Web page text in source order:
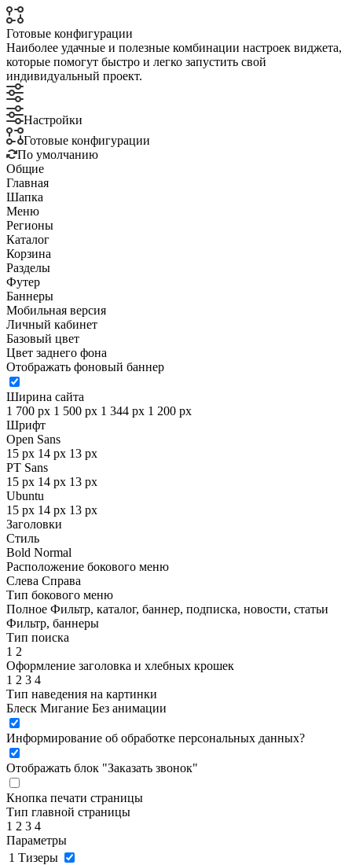
Готовые конфигурации
Наиболее удачные и полезные комбинации настроек виджета,
которые помогут быстро и легко запустить свой
индивидуальный проект.
Настройки
Готовые конфигурации
По умолчанию
Общие
Главная
Шапка
Меню
Регионы
Каталог
Корзина
Разделы
Футер
Баннеры
Мобильная версия
Личный кабинет
Базовый цвет
Цвет заднего фона
Отображать фоновый баннер
Ширина сайта
1 700 px 1 500 px 1 344 px 1 200 px
Шрифт
Open Sans
15 px 14 px 13 px
PT Sans
15 px 14 px 13 px
Ubuntu
15 px 14 px 13 px
Заголовки
Стиль
Bold Normal
Расположение бокового меню
Слева Справа
Тип бокового меню
Полное Фильтр, каталог, баннер, подписка, новости, статьи
Фильтр, баннеры
Тип поиска
1 2
Оформление заголовка и хлебных крошек
1 2 3 4
Тип наведения на картинки
Блеск Мигание Без анимации
Информирование об обработке персональных данных?
Отображать блок "Заказать звонок"
Кнопка печати страницы
Тип главной страницы
1 2 3 4
Параметры
1 Тизеры